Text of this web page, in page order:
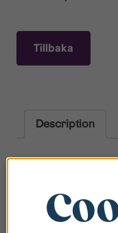
Tillbaka
Description
För att skapa